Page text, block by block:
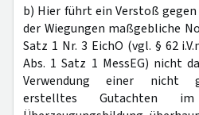
b) Hier führt ein Verstoß
der Wiegungen maßgebliche
Satz 1 Nr. 3 EichO (vgl. § 62
Abs. 1 Satz 1 MessEG) nicht
Verwendung einer nicht
erstelltes Gutachten